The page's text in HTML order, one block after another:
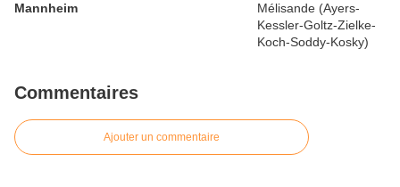
Mannheim
Commentaires
Ajouter un commentaire